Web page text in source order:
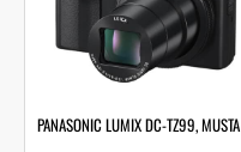
PANASONIC LUMIX DC-TZ99, MUSTA